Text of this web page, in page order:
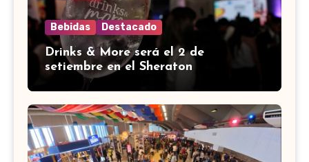
Bebidas Destacado
Drinks & More será el 2 de
setiembre en el Sheraton